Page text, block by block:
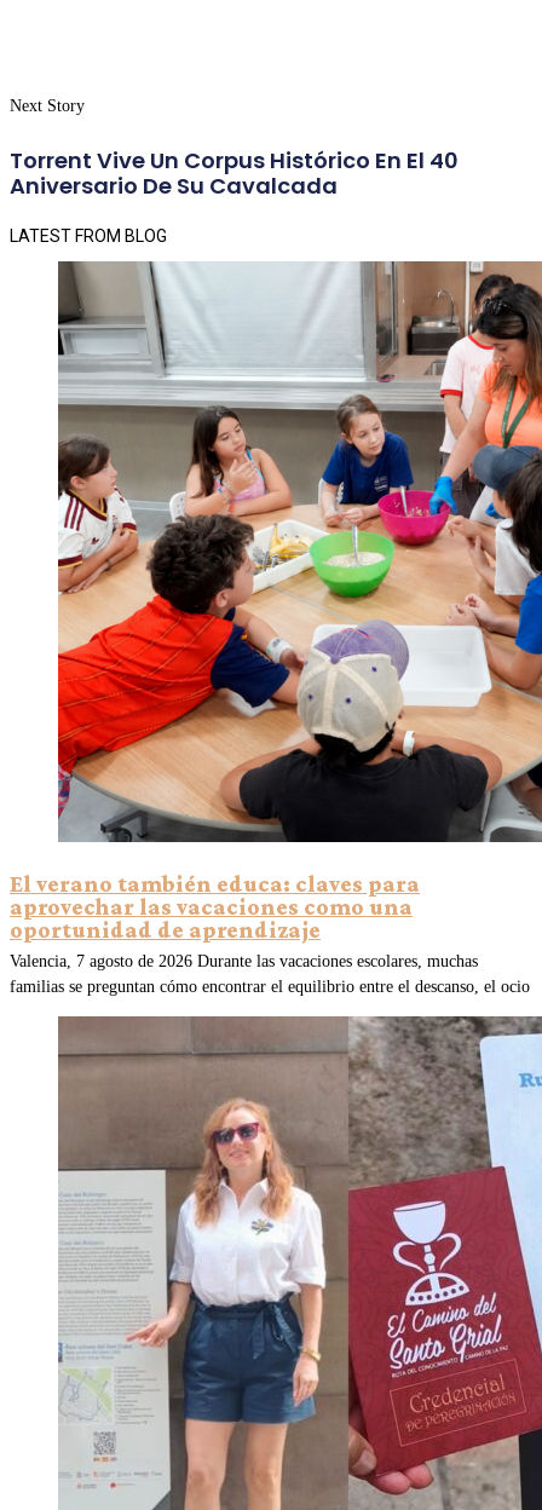
Next Story
Torrent Vive Un Corpus Histórico En El 40
Aniversario De Su Cavalcada
LATEST FROM BLOG
El verano también educa: claves para
aprovechar las vacaciones como una
oportunidad de aprendizaje
Valencia, 7 agosto de 2026 Durante las vacaciones escolares, muchas
familias se preguntan cómo encontrar el equilibrio entre el descanso, el ocio